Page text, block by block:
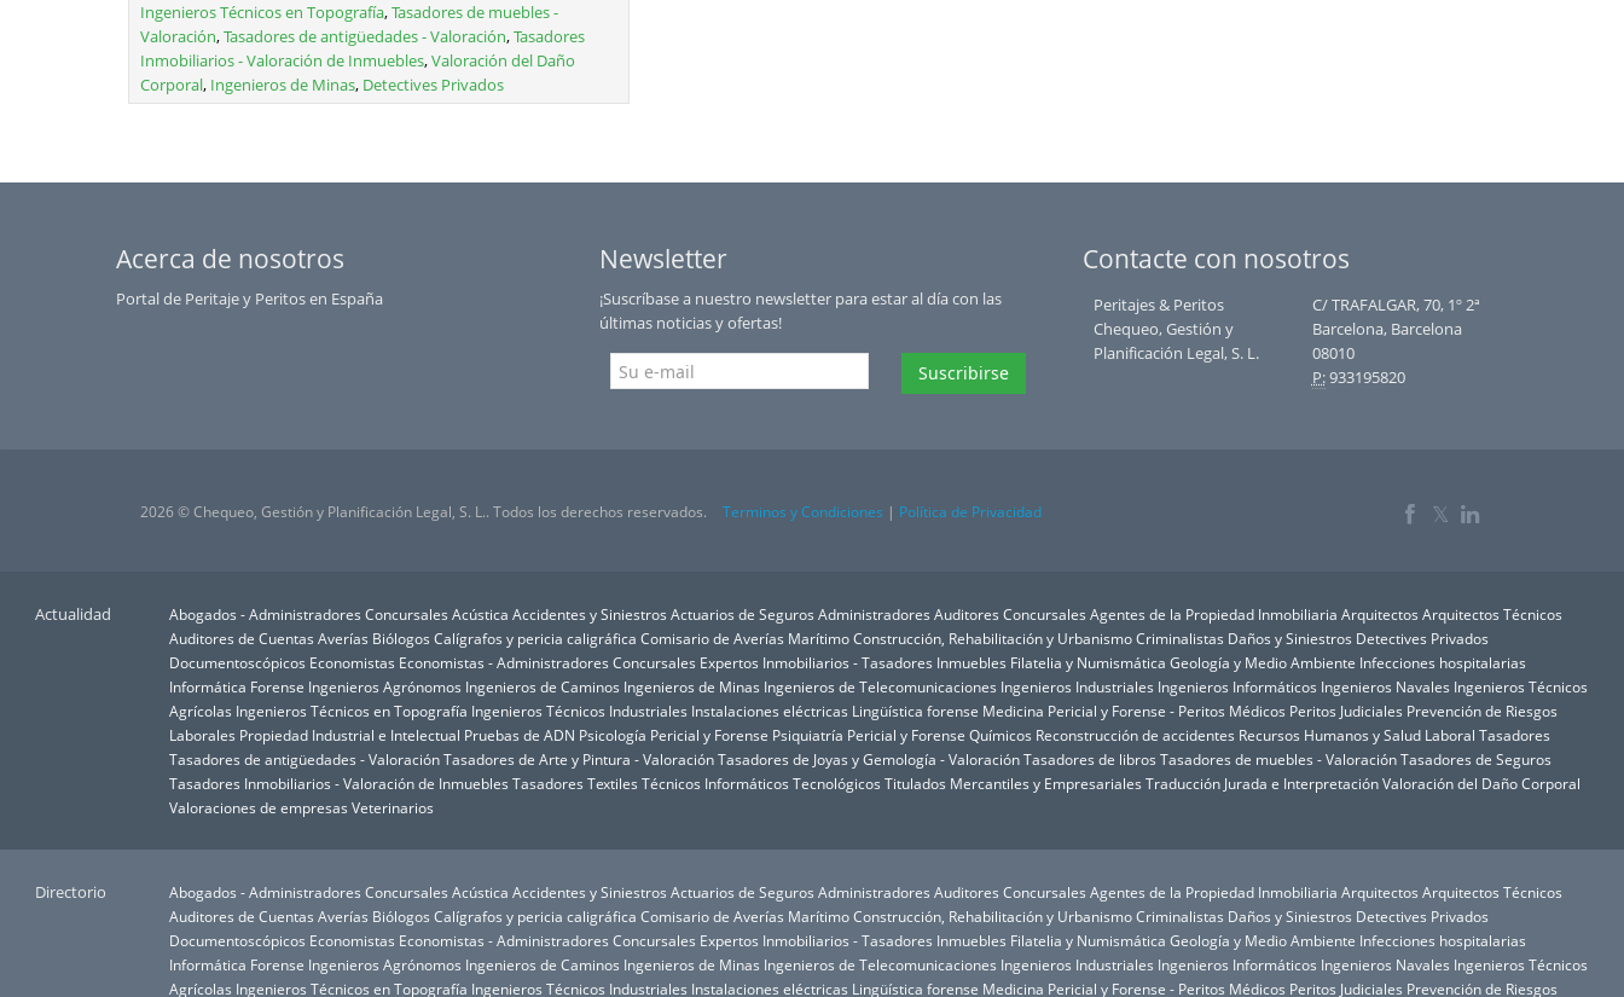
Ingenieros Técnicos en Topografía,Tasadores de muebles -
Valoración,Tasadores de antigüedades - Valoración,Tasadores
Inmobiliarios - Valoración de Inmuebles,Valoración del Daño
Corporal, Ingenieros de Minas, Detectives Privados
Acerca de nosotros
Portal de Peritaje y Peritos en España
Newsletter
¡Suscríbase a nuestro newsletter para estar al día con las
últimas noticias y ofertas!
Suscribirse
Contacte con nosotros
Peritajes & Peritos
Chequeo, Gestión y
Planificación Legal, S. L.
C/ TRAFALGAR, 70, 1º 2ª
Barcelona, Barcelona
08010
P:933195820
2026 © Chequeo, Gestión y Planificación Legal, S. L.. Todos los derechos reservados. Terminos y Condiciones | Política de Privacidad 𝕏
Actualidad Abogados - Administradores Concursales Acústica Accidentes y Siniestros Actuarios de Seguros Administradores Auditores Concursales Agentes de la Propiedad Inmobiliaria Arquitectos Arquitectos Técnicos
Auditores de Cuentas Averías Biólogos Calígrafos y pericia caligráfica Comisario de Averías Marítimo Construcción, Rehabilitación y Urbanismo Criminalistas Daños y Siniestros Detectives Privados
Documentoscópicos Economistas Economistas - Administradores Concursales Expertos Inmobiliarios - Tasadores Inmuebles Filatelia y Numismática Geología y Medio Ambiente Infecciones hospitalarias
Informática Forense Ingenieros Agrónomos Ingenieros de Caminos Ingenieros de Minas Ingenieros de Telecomunicaciones Ingenieros Industriales Ingenieros Informáticos Ingenieros Navales Ingenieros Técnicos
Agrícolas Ingenieros Técnicos en Topografía Ingenieros Técnicos Industriales Instalaciones eléctricas Lingüística forense Medicina Pericial y Forense - Peritos Médicos Peritos Judiciales Prevención de Riesgos
Laborales Propiedad Industrial e Intelectual Pruebas de ADN Psicología Pericial y Forense Psiquiatría Pericial y Forense Químicos Reconstrucción de accidentes Recursos Humanos y Salud Laboral Tasadores
Tasadores de antigüedades - Valoración Tasadores de Arte y Pintura - Valoración Tasadores de Joyas y Gemología - Valoración Tasadores de libros Tasadores de muebles - Valoración Tasadores de Seguros
Tasadores Inmobiliarios - Valoración de Inmuebles Tasadores Textiles Técnicos Informáticos Tecnológicos Titulados Mercantiles y Empresariales Traducción Jurada e Interpretación Valoración del Daño Corporal
Valoraciones de empresas Veterinarios
Directorio Abogados - Administradores Concursales Acústica Accidentes y Siniestros Actuarios de Seguros Administradores Auditores Concursales Agentes de la Propiedad Inmobiliaria Arquitectos Arquitectos Técnicos
Auditores de Cuentas Averías Biólogos Calígrafos y pericia caligráfica Comisario de Averías Marítimo Construcción, Rehabilitación y Urbanismo Criminalistas Daños y Siniestros Detectives Privados
Documentoscópicos Economistas Economistas - Administradores Concursales Expertos Inmobiliarios - Tasadores Inmuebles Filatelia y Numismática Geología y Medio Ambiente Infecciones hospitalarias
Informática Forense Ingenieros Agrónomos Ingenieros de Caminos Ingenieros de Minas Ingenieros de Telecomunicaciones Ingenieros Industriales Ingenieros Informáticos Ingenieros Navales Ingenieros Técnicos
Agrícolas Ingenieros Técnicos en Topografía Ingenieros Técnicos Industriales Instalaciones eléctricas Lingüística forense Medicina Pericial y Forense - Peritos Médicos Peritos Judiciales Prevención de Riesgos